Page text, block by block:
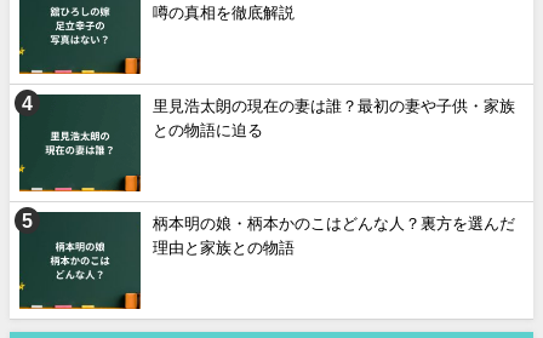
噂の真相を徹底解説
里見浩太朗の現在の妻は誰？最初の妻や子供・家族
との物語に迫る
柄本明の娘・柄本かのこはどんな人？裏方を選んだ
理由と家族との物語